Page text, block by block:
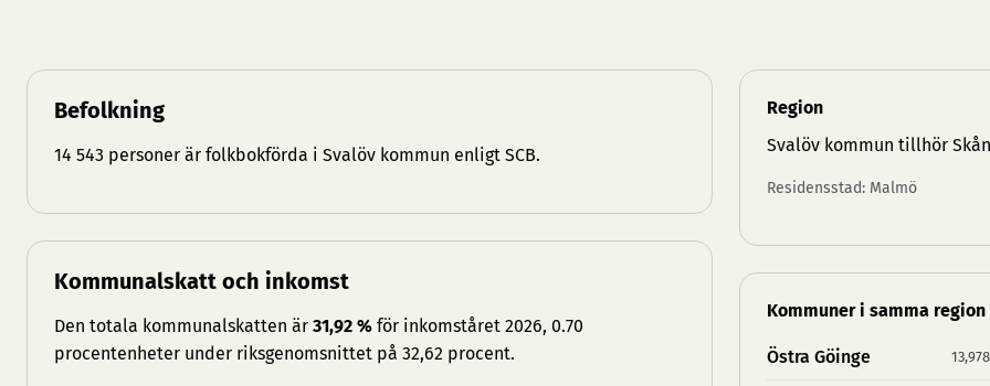
Befolkning
14 543 personer är folkbokförda i Svalöv kommun enligt SCB.
Kommunalskatt och inkomst
Den totala kommunalskatten är 31,92 % för inkomståret 2026, 0.70
procentenheter under riksgenomsnittet på 32,62 procent.
Region
Svalöv kommun tillhör
Residensstad: Malmö
Kommuner i samma region
Östra Göinge